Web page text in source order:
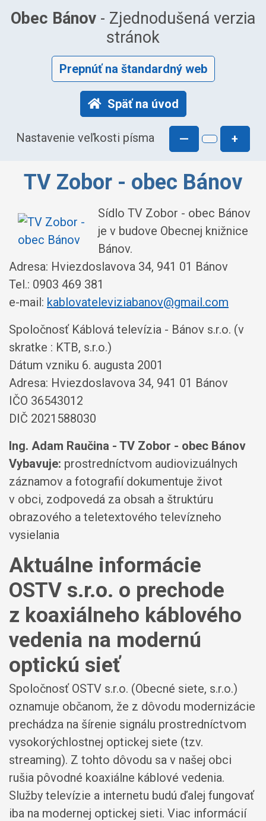
Obec Bánov - Zjednodušená verzia
stránok
Prepnúť na štandardný web
Späť na úvod
Nastavenie veľkosti písma — +
TV Zobor - obec Bánov
Sídlo TV Zobor - obec Bánov
je v budove Obecnej knižnice
Bánov.
Adresa: Hviezdoslavova 34, 941 01 Bánov
Tel.: 0903 469 381
e-mail: kablovateleviziabanov@gmail.com
Spoločnosť Káblová televízia - Bánov s.r.o. (v
skratke : KTB, s.r.o.)
Dátum vzniku 6. augusta 2001
Adresa: Hviezdoslavova 34, 941 01 Bánov
IČO 36543012
DIČ 2021588030
Ing. Adam Raučina - TV Zobor - obec Bánov
Vybavuje: prostredníctvom audiovizuálnych
záznamov a fotografií dokumentuje život
v obci, zodpovedá za obsah a štruktúru
obrazového a teletextového televízneho
vysielania
Aktuálne informácie
OSTV s.r.o. o prechode
z koaxiálneho káblového
vedenia na modernú
optickú sieť
Spoločnosť OSTV s.r.o. (Obecné siete, s.r.o.)
oznamuje občanom, že z dôvodu modernizácie
prechádza na šírenie signálu prostredníctvom
vysokorýchlostnej optickej siete (tzv.
streaming). Z tohto dôvodu sa v našej obci
rušia pôvodné koaxiálne káblové vedenia.
Služby televízie a internetu budú ďalej fungovať
iba na modernej optickej sieti. Viac informácií